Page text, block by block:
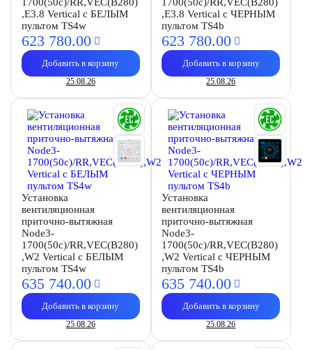
,E3.8 Vertical с БЕЛЫМ
пультом TS4w
623 780.00
Добавить в корзину
25.08.26
,E3.8 Vertical с ЧЕРНЫМ
пультом TS4b
623 780.00
Добавить в корзину
25.08.26
Установка
вентиляционная
приточно-вытяжная
Node3-
1700(50c)/RR,VEC(B280)
,W2 Vertical с БЕЛЫМ
пультом TS4w
635 740.00
Добавить в корзину
25.08.26
Установка
вентиляционная
приточно-вытяжная
Node3-
1700(50c)/RR,VEC(B280)
,W2 Vertical с ЧЕРНЫМ
пультом TS4b
635 740.00
Добавить в корзину
25.08.26